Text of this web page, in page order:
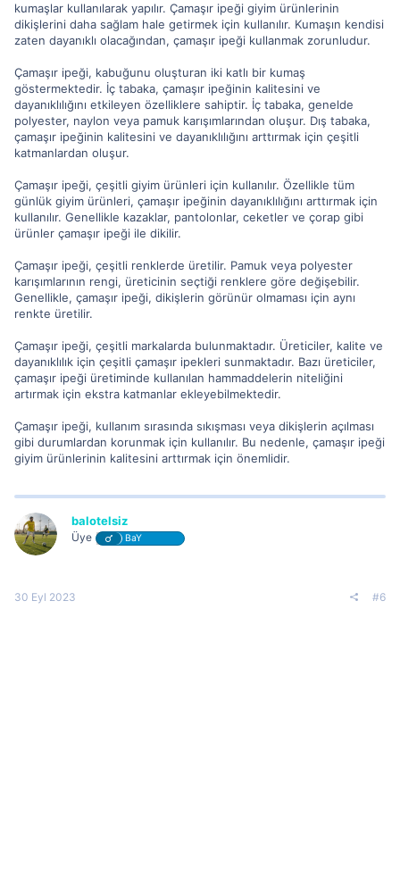
kumaşlar kullanılarak yapılır. Çamaşır ipeği giyim ürünlerinin
dikişlerini daha sağlam hale getirmek için kullanılır. Kumaşın kendisi
zaten dayanıklı olacağından, çamaşır ipeği kullanmak zorunludur.
Çamaşır ipeği, kabuğunu oluşturan iki katlı bir kumaş
göstermektedir. İç tabaka, çamaşır ipeğinin kalitesini ve
dayanıklılığını etkileyen özelliklere sahiptir. İç tabaka, genelde
polyester, naylon veya pamuk karışımlarından oluşur. Dış tabaka,
çamaşır ipeğinin kalitesini ve dayanıklılığını arttırmak için çeşitli
katmanlardan oluşur.
Çamaşır ipeği, çeşitli giyim ürünleri için kullanılır. Özellikle tüm
günlük giyim ürünleri, çamaşır ipeğinin dayanıklılığını arttırmak için
kullanılır. Genellikle kazaklar, pantolonlar, ceketler ve çorap gibi
ürünler çamaşır ipeği ile dikilir.
Çamaşır ipeği, çeşitli renklerde üretilir. Pamuk veya polyester
karışımlarının rengi, üreticinin seçtiği renklere göre değişebilir.
Genellikle, çamaşır ipeği, dikişlerin görünür olmaması için aynı
renkte üretilir.
Çamaşır ipeği, çeşitli markalarda bulunmaktadır. Üreticiler, kalite ve
dayanıklılık için çeşitli çamaşır ipekleri sunmaktadır. Bazı üreticiler,
çamaşır ipeği üretiminde kullanılan hammaddelerin niteliğini
artırmak için ekstra katmanlar ekleyebilmektedir.
Çamaşır ipeği, kullanım sırasında sıkışması veya dikişlerin açılması
gibi durumlardan korunmak için kullanılır. Bu nedenle, çamaşır ipeği
giyim ürünlerinin kalitesini arttırmak için önemlidir.
balotelsiz
Üye BaY
30 Eyl 2023 #6